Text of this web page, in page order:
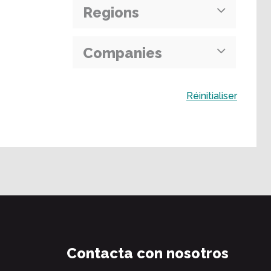
Regions
Companies
Réinitialiser
Contacta con nosotros